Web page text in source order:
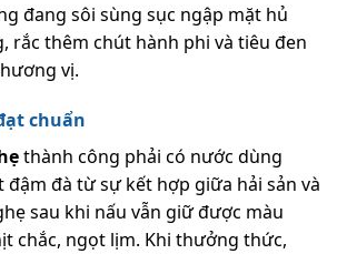
đang sôi sùng sục ngập mặt hủ
rắc thêm chút hành phi và tiêu đen
vị.
chuẩn
thành công phải có nước dùng
đà từ sự kết hợp giữa hải sản và
sau khi nấu vẫn giữ được màu
chắc, ngọt lịm. Khi thưởng thức,